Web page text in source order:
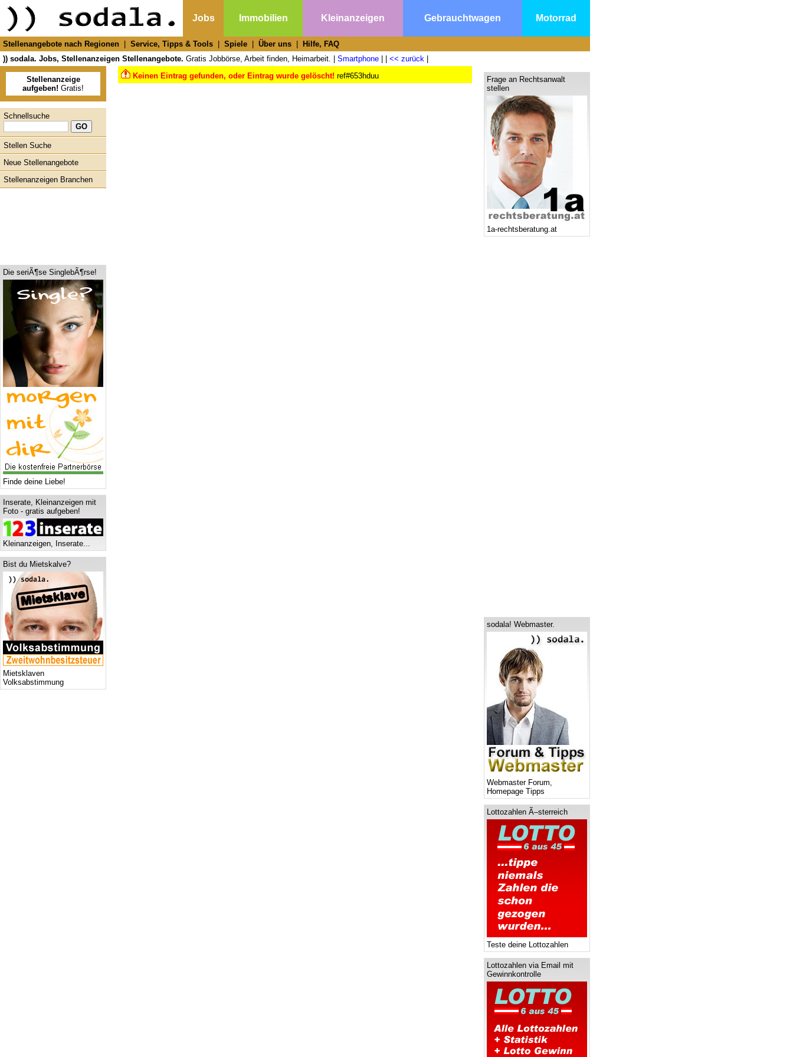
Jobs Immobilien Kleinanzeigen Gebrauchtwagen Motorrad
Stellenangebote nach Regionen Service, Tipps & Tools Spiele Über uns
Hilfe, FAQ
)) sodala. Jobs, Stellenanzeigen Stellenangebote. Gratis Jobbörse, Arbeit finden, Heimarbeit. | Smartphone << zurück
Stellenanzeige
aufgeben! Gratis!
Schnellsuche
Stellen Suche
Neue Stellenangebote
Stellenanzeigen Branchen
Die seriÃ¶se SinglebÃ¶rse!
Finde deine Liebe!
Inserate, Kleinanzeigen mit
Foto - gratis aufgeben!
Kleinanzeigen, Inserate...
Bist du Mietskalve?
Mietsklaven
Volksabstimmung
Keinen Eintrag gefunden, oder Eintrag wurde gelöscht! ref#653hduu
Frage an Rechtsanwalt
stellen
1a-rechtsberatung.at
sodala! Webmaster.
Webmaster Forum,
Homepage Tipps
Lottozahlen Ã–sterreich
Teste deine Lottozahlen
Lottozahlen via Email mit
Gewinnkontrolle